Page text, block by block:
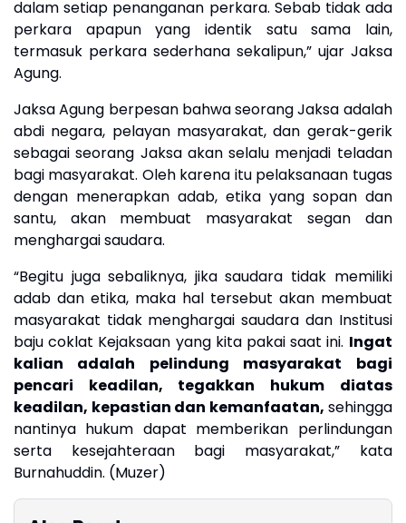
dalam setiap penanganan perkara. Sebab tidak ada
perkara apapun yang identik satu sama lain,
termasuk perkara sederhana sekalipun,” ujar Jaksa
Agung.
Jaksa Agung berpesan bahwa seorang Jaksa adalah
abdi negara, pelayan masyarakat,dan gerak-gerik
sebagai seorang Jaksa akan selalu menjadi teladan
bagi masyarakat. Oleh karena itu pelaksanaan tugas
dengan menerapkan adab, etika yang sopan dan
santu, akan membuat masyarakat segan dan
menghargai saudara.
“Begitu juga sebaliknya, jika saudara tidak memiliki
adab dan etika, maka hal tersebut akan membuat
masyarakat tidak menghargai saudara dan Institusi
baju coklat Kejaksaan yang kita pakai saat ini. Ingat
kalian adalah pelindung masyarakat bagi
pencari keadilan, tegakkan hukum diatas
keadilan, kepastian dan kemanfaatan, sehingga
nantinya hukum dapat memberikan perlindungan
serta kesejahteraan bagi masyarakat,” kata
Burnahuddin. (Muzer)